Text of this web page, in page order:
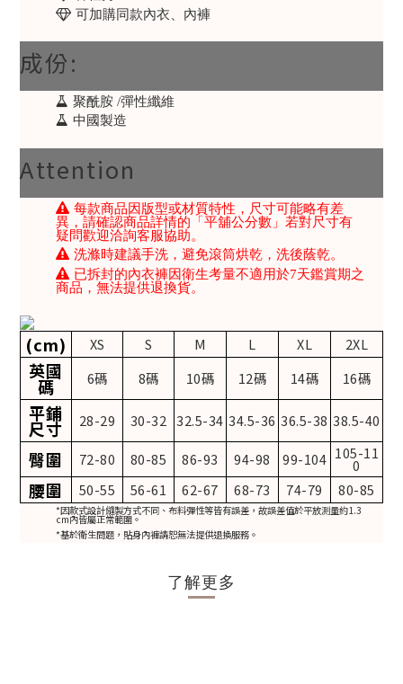
可加購同款內衣、內褲
成份:
聚酰胺 /彈性纖維
中國製造
Attention
每款商品因版型或材質特性，尺寸可能略有差
異，請確認商品詳情的「平舖公分數」若對尺寸有
疑問歡迎洽詢客服協助。
洗滌時建議手洗，避免滾筒烘乾，洗後蔭乾。
已拆封的內衣褲因衛生考量不適用於7天鑑賞期之
商品，無法提供退換貨。
(cm) XS S M L XL 2XL
英國
碼 6碼 8碼 10碼 12碼 14碼 16碼
平鋪
尺寸 28-29 30-32 32.5-34 34.5-36 36.5-38 38.5-40
臀圍 72-80 80-85 86-93 94-98 99-104 105-11
0
腰圍 50-55 56-61 62-67 68-73 74-79 80-85
*因款式設計縫製方式不同、布料彈性等皆有誤差，故誤差值於平放測量約1.3
cm內皆屬正常範圍。
*基於衛生問題，貼身內褲請恕無法提供退換服務。
了解更多